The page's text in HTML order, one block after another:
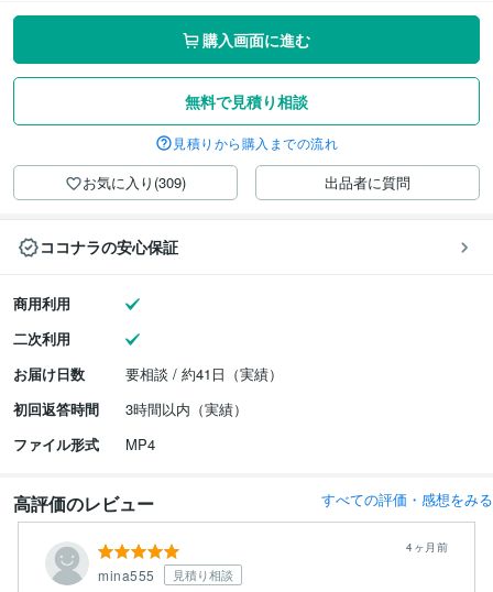
購入画面に進む
無料で見積り相談
見積りから購入までの流れ
お気に入り(309) 出品者に質問
ココナラの安心保証
商用利用
二次利用
お届け日数
要相談 / 約41日（実績）
初回返答時間
3時間以内（実績）
ファイル形式
MP4
高評価のレビュー すべての評価・感想をみる
mina555 見積り相談
4ヶ月前